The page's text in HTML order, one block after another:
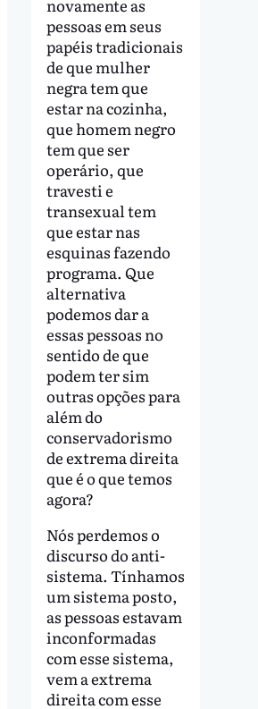
novamente as
pessoas em seus
papéis tradicionais
de que mulher
negra tem que
estar na cozinha,
que homem negro
tem que ser
operário, que
travesti e
transexual tem
que estar nas
esquinas fazendo
programa. Que
alternativa
podemos dar a
essas pessoas no
sentido de que
podem ter sim
outras opções para
além do
conservadorismo
de extrema direita
que é o que temos
agora?
Nós perdemos o
discurso do anti-
sistema. Tínhamos
um sistema posto,
as pessoas estavam
inconformadas
com esse sistema,
vem a extrema
direita com esse